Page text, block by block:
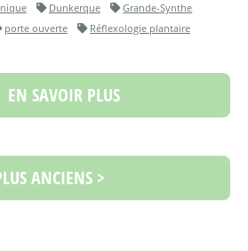
Dunkerque
Grande-Synthe
porte ouverte
Réflexologie plantaire
SAVOIR PLUS
ANCIENS >